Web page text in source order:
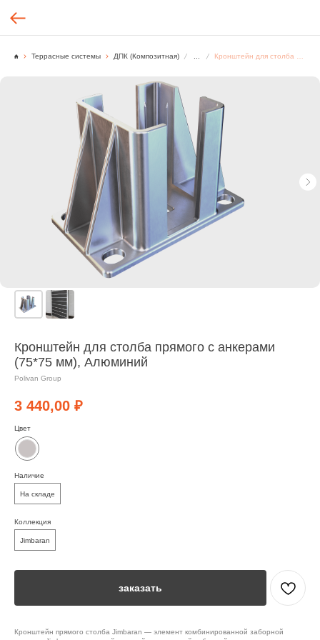
Террасные системы ДПК (Композитная)
Кронштейн для столба прямого с анкерами
(75*75 мм), Алюминий
Polivan Group
3 440,00 ₽
Цвет
Наличие
На складе
Коллекция
Jimbaran
заказать
Кронштейн прямого столба Jimbaran — элемент комбинированной заборной